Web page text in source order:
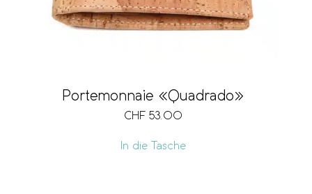
Portemonnaie «Quadrado»
CHF 53.00
In die Tasche